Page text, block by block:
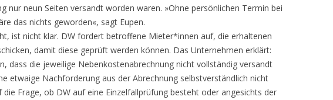
nur neun Seiten versandt worden waren. »Ohne persönlichen Termin bei
das nichts geworden«, sagt Eupen.
ist nicht klar. DW fordert betroffene Mieter*innen auf, die erhaltenen
damit diese geprüft werden können. Das Unternehmen erklärt:
dass die jeweilige Nebenkostenabrechnung nicht vollständig versandt
etwaige Nachforderung aus der Abrechnung selbstverständlich nicht
die Frage, ob DW auf eine Einzelfallprüfung besteht oder angesichts der